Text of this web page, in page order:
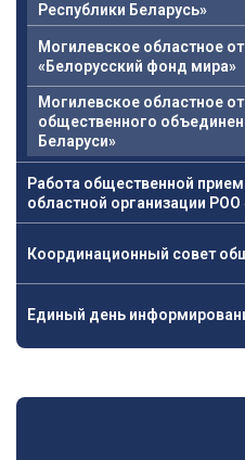
Республики Беларусь»
Могилевское областное
«Белорусский фонд мира»
Могилевское областное
общественного
Беларуси»
Работа общественной
областной организации РОО
Координационный совет
Единый день